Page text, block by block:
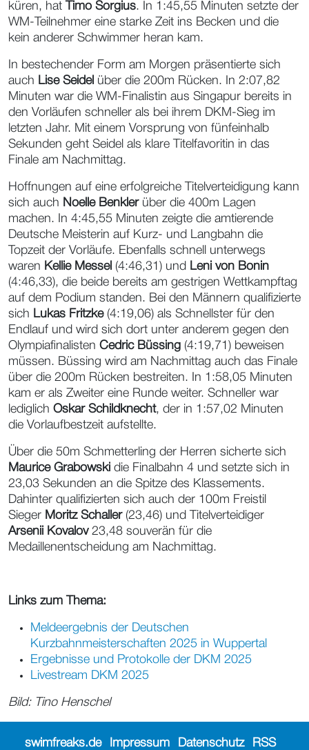
küren, hat Timo Sorgius. In 1:45,55 Minuten setzte der
WM-Teilnehmer eine starke Zeit ins Becken und die
kein anderer Schwimmer heran kam.
In bestechender Form am Morgen präsentierte sich
auch Lise Seidel über die 200m Rücken. In 2:07,82
Minuten war die WM-Finalistin aus Singapur bereits in
den Vorläufen schneller als bei ihrem DKM-Sieg im
letzten Jahr. Mit einem Vorsprung von fünfeinhalb
Sekunden geht Seidel als klare Titelfavoritin in das
Finale am Nachmittag.
Hoffnungen auf eine erfolgreiche Titelverteidigung kann
sich auch Noelle Benklerüber die 400m Lagen
machen. In 4:45,55 Minuten zeigte die amtierende
Deutsche Meisterin auf Kurz- und Langbahn die
Topzeit der Vorläufe. Ebenfalls schnell unterwegs
waren Kellie Messel (4:46,31) und Leni von Bonin
(4:46,33), die beide bereits am gestrigen Wettkampftag
auf dem Podium standen. Bei den Männern qualifizierte
sich Lukas Fritzke(4:19,06) als Schnellster für den
Endlauf und wird sich dort unter anderem gegen den
Olympiafinalisten Cedric Büssing (4:19,71) beweisen
müssen. Büssing wird am Nachmittag auch das Finale
über die 200m Rücken bestreiten. In 1:58,05 Minuten
kam er als Zweiter eine Runde weiter. Schneller war
lediglich Oskar Schildknecht, der in 1:57,02 Minuten
die Vorlaufbestzeit aufstellte.
Über die 50m Schmetterling der Herren sicherte sich
Maurice Grabowski die Finalbahn 4 und setzte sich in
23,03 Sekunden an die Spitze des Klassements.
Dahinter qualifizierten sich auch der 100m Freistil
Sieger Moritz Schaller(23,46) und Titelverteidiger
Arsenii Kovalov23,48 souverän für die
Medaillenentscheidung am Nachmittag.
Links zum Thema:
Meldeergebnis der Deutschen
Kurzbahnmeisterschaften 2025 in Wuppertal
Ergebnisse und Protokolle der DKM 2025
Livestream DKM 2025
Bild: Tino Henschel
swimfreaks.de Impressum Datenschutz RSS